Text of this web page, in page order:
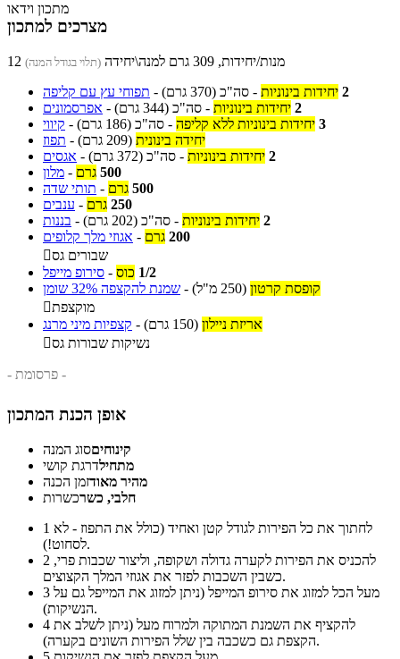
מתכון וידאו
מצרכים למתכון
12 מנות/יחידות, 309 גרם למנה\יחידה (תלוי בגודל המנה)
תפוחי עץ עם קליפה - 2 יחידות בינוניות - סה"כ (370 גרם)
אפרסמונים - 2 יחידות בינוניות - סה"כ (344 גרם)
קיווי - 3 יחידות בינוניות ללא קליפה - סה"כ (186 גרם)
תפוז - יחידה בינונית (209 גרם)
אגסים - 2 יחידות בינוניות - סה"כ (372 גרם)
מלון - 500 גרם
תותי שדה - 500 גרם
ענבים - 250 גרם
בננות - 2 יחידות בינוניות - סה"כ (202 גרם)
אגוזי מלך קלופים - 200 גרם
שבורים גס
סירופ מייפל - 1/2 כוס
שמנת להקצפה 32% שומן - קופסת קרטון (250 מ"ל)
מוקצפת
קצפיות מיני מרנג - אריזת ניילון (150 גרם)
נשיקות שבורות גס
- פרסומת -
אופן הכנת המתכון
קינוחיםסוג המנה
מתחילדרגת קושי
מהיר מאודזמן הכנה
חלבי, כשרכשרות
1
לסחוט!).
2
כשבין השכבות לפזר את אגוזי המלך הקצוצים.
3
הנשיקות).
4
הקצפת גם כשכבה בין שלל הפירות השונים בקערה).